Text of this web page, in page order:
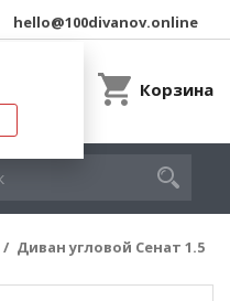
hello@100divanov.online
Корзина
Диван угловой Сенат 1.5